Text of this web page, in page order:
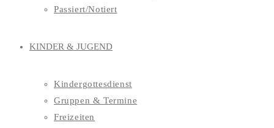
Passiert/Notiert
KINDER & JUGEND
Kindergottesdienst
Gruppen & Termine
Freizeiten